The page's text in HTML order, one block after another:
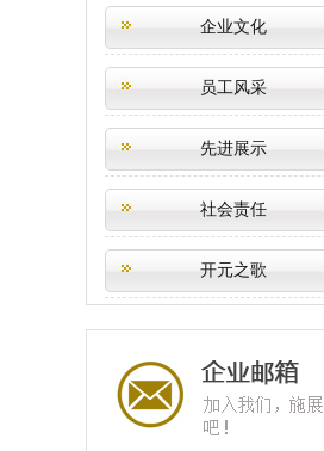
企业文化
员工风采
先进展示
社会责任
开元之歌